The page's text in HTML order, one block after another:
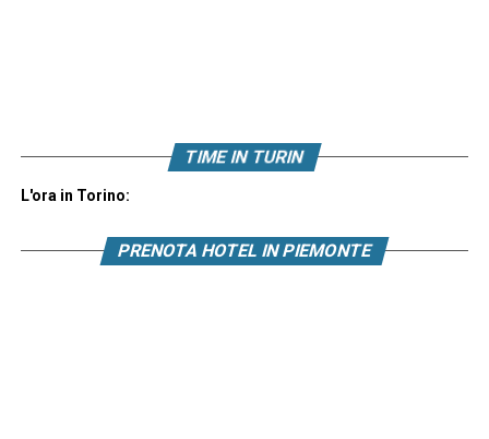
TIME IN TURIN
L'ora in Torino:
PRENOTA HOTEL IN PIEMONTE